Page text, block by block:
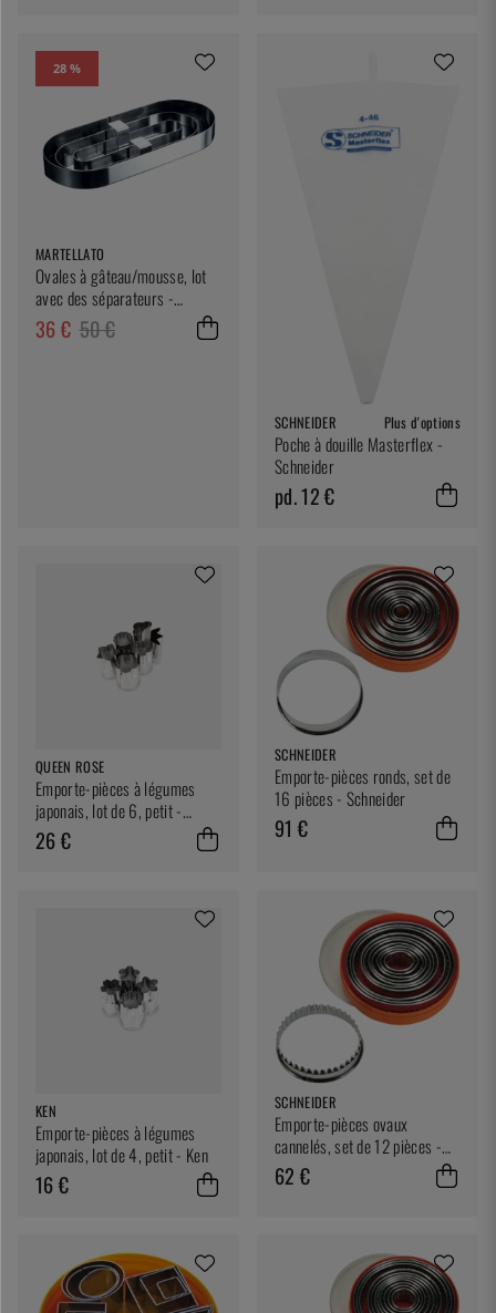
28 %
MARTELLATO
Ovales à gâteau/mousse, lot
avec des séparateurs -
Martellato
36 € 50 €
SCHNEIDER Plus d'options
Poche à douille Masterflex -
Schneider
pd. 12 €
QUEEN ROSE
Emporte-pièces à légumes
japonais, lot de 6, petit -
Queen Rose
26 €
SCHNEIDER
Emporte-pièces ronds, set de
16 pièces - Schneider
91 €
KEN
Emporte-pièces à légumes
japonais, lot de 4, petit - Ken
16 €
SCHNEIDER
Emporte-pièces ovaux
cannelés, set de 12 pièces -
Schneider
62 €